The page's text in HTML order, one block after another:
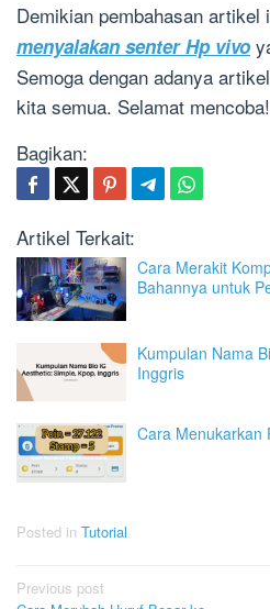
Demikian pembahasan artikel
menyalakan senter Hp vivo
Semoga dengan adanya
kita semua. Selamat mencoba!
Bagikan:
Artikel Terkait:
Cara Merakit
Bahannya untuk
Kumpulan Nama
Inggris
Cara Menukarkan
Posted in Tutorial
Post
Previous post